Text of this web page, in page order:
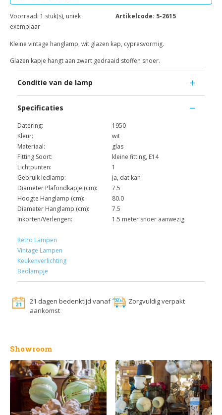
Voorraad: 1 stuk(s), uniek
exemplaar
Artikelcode: 5-2615
Kleine vintage hanglamp, wit glazen kap, cypresvormig.
Glazen kapje hangt aan zwart gedraaid stoffen snoer.
Conditie van de lamp
Specificaties
Datering:
1950
Kleur:
wit
Materiaal:
glas
Fitting Soort:
kleine fitting, E14
Lichtpunten:
1
Gebruik ledlamp:
ja, dat kan
Diameter Plafondkapje (cm):
7.5
Hoogte Hanglamp (cm):
80.0
Diameter Hanglamp (cm):
7.5
Inkorten/Verlengen:
1.5 meter snoer aanwezig
Retro Lampen
Vintage Lampen
Keukenverlichting
Bedlampje
21 dagen bedenktijd vanaf
aankomst
Zorgvuldig verpakt
Showroom